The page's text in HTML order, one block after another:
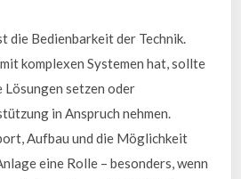
die Bedienbarkeit der Technik.
komplexen Systemen hat, sollte
setzen oder
in Anspruch nehmen.
Aufbau und die Möglichkeit
eine Rolle – besonders, wenn